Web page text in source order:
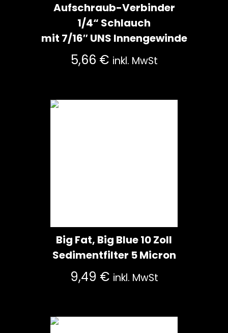
Aufschraub-Verbinder
1/4“ Schlauch
mit 7/16″ UNS Innengewinde
5,66 € inkl. MwSt
Big Fat, Big Blue 10 Zoll
Sedimentfilter 5 Micron
9,49 € inkl. MwSt